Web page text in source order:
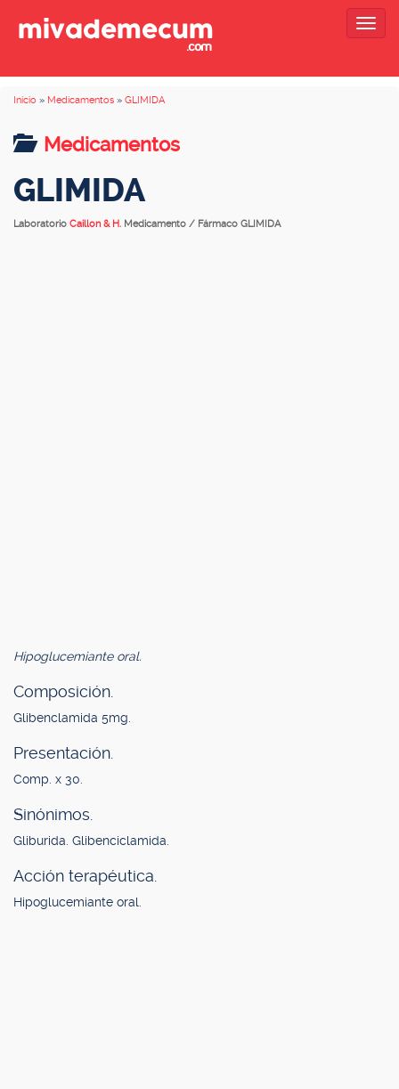
Inicio » Medicamentos » GLIMIDA
Medicamentos
GLIMIDA
Laboratorio Caillon & H. Medicamento / Fármaco GLIMIDA
Hipoglucemiante oral.
Composición.
Glibenclamida 5mg.
Presentación.
Comp. x 30.
Sinónimos.
Gliburida. Glibenciclamida.
Acción terapéutica.
Hipoglucemiante oral.